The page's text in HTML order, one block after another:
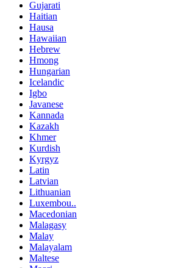
Gujarati
Haitian
Hausa
Hawaiian
Hebrew
Hmong
Hungarian
Icelandic
Igbo
Javanese
Kannada
Kazakh
Khmer
Kurdish
Kyrgyz
Latin
Latvian
Lithuanian
Luxembou..
Macedonian
Malagasy
Malay
Malayalam
Maltese